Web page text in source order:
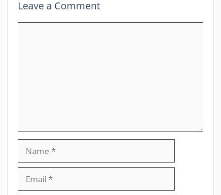
Leave a Comment